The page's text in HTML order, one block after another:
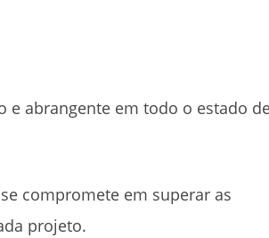
e abrangente em todo o estado
compromete em superar as
projeto.